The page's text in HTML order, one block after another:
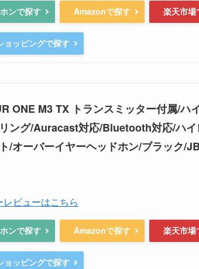
ンで探す Amazonで探す 楽天市場
ョッピングで探す
ONE M3 TX トランスミッター付属/ハ
ング/Auracast対応/Bluetooth対応/ハ
/オーバーイヤーヘッドホン/ブラック/
ビューはこちら
ンで探す Amazonで探す 楽天市場
ョッピングで探す